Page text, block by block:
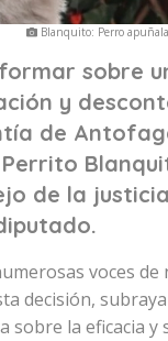
Blanquito: Perro
sobre
y
de
de la
voces de
decisión,
sobre la eficacia